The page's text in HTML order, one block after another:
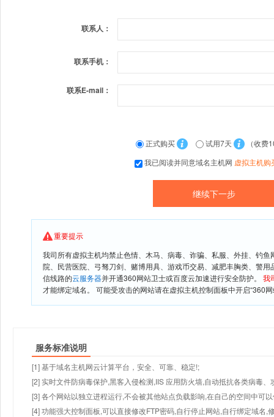
联系人：
联系手机：
联系E-mail：
正式购买 试用7天
（收费
我已阅读并同意域名主机网 虚拟主机购
重要提示
我司所有虚拟主机均禁止色情、木马、病毒、诈骗、私服、外挂、钓
院、民营医院、弓驽刀剑、赌博用具、游戏币交易、减肥丰胸类、警
信线路的云服务器并开通360网站卫士或百度云加速进行安全防护。 我
才能绑定域名。 可能受攻击的网站请在虚拟主机控制面板中开启“360
服务标准说明
[1] 基于域名主机网云计算平台，安全、可靠、稳定!;
[2] 实时文件防病毒保护,黑客入侵检测,IIS 应用防火墙,自动抵抗各类病毒、
[3] 各个网站以独立进程运行,不会被其他站点负载影响,在自己的空间中可
[4] 功能强大控制面板,可以直接修改FTP密码,自行停止网站,自行绑定域名,